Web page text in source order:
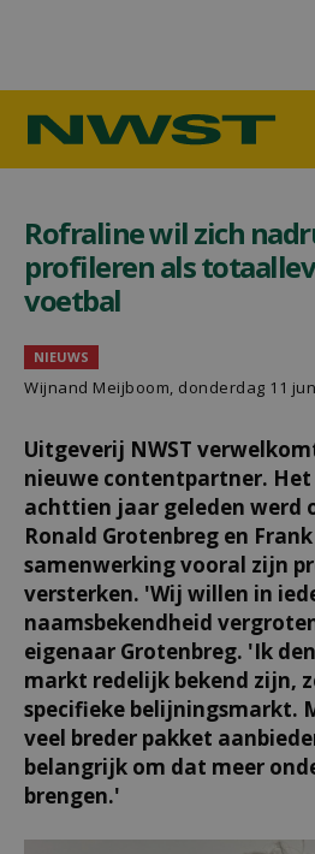
Rofraline wil zich
profileren als
voetbal
NIEUWS
Wijnand Meijboom, donderdag 11
Uitgeverij NWST
nieuwe contentpartner.
achttien jaar geleden werd
Ronald Grotenbreg en
samenwerking vooral zijn
versterken. 'Wij willen in
naamsbekendheid
eigenaar Grotenbreg. 'Ik
markt redelijk bekend zijn,
specifieke belijningsmarkt.
veel breder pakket
belangrijk om dat meer
brengen.'